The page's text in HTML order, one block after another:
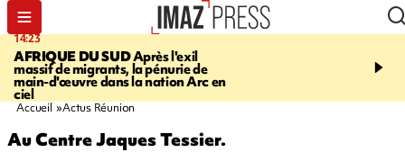
14:23
AFRIQUE DU SUDAprès l'exil
massif de migrants, la pénurie de
main-d'œuvre dans la nation Arc en
ciel
16:32
ans mis en examen et
Accueil Actus Réunion
Au Centre Jaques Tessier.